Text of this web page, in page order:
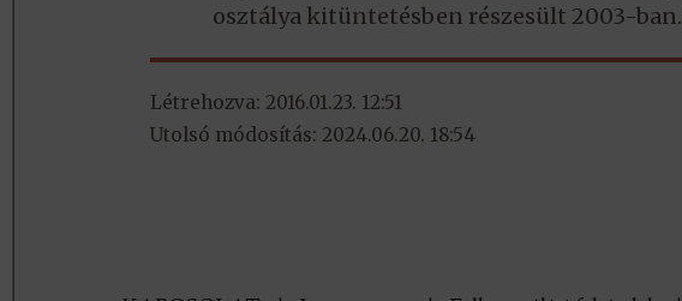
osztálya kitüntetésben részesült 2003-ban.
Létrehozva: 2016.01.23. 12:51
Utolsó módosítás: 2024.06.20. 18:54